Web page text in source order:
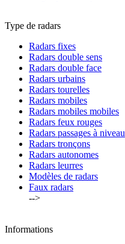
Type de radars
Radars fixes
Radars double sens
Radars double face
Radars urbains
Radars tourelles
Radars mobiles
Radars mobiles mobiles
Radars feux rouges
Radars passages à niveau
Radars tronçons
Radars autonomes
Radars leurres
Modèles de radars
Faux radars
-->
Informations